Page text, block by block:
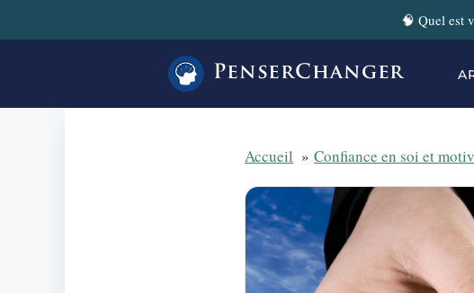
au
🧠 Quel est
PenserChanger
Accueil Confiance en soi et